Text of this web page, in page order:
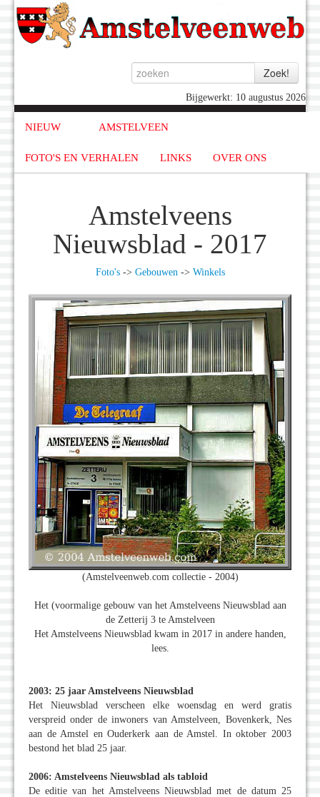
Bijgewerkt: 10 augustus 2026
NIEUW AMSTELVEEN
FOTO'S EN VERHALEN LINKS OVER ONS
Amstelveens
Nieuwsblad - 2017
Foto's-> Gebouwen-> Winkels
(Amstelveenweb.com collectie - 2004)
Het (voormalige gebouw van het Amstelveens Nieuwsblad aan
de Zetterij 3 te Amstelveen
Het Amstelveens Nieuwsblad kwam in 2017 in andere handen,
lees.
2003: 25 jaar Amstelveens Nieuwsblad
Het Nieuwsblad verscheen elke woensdag en werd gratis
verspreid onder de inwoners van Amstelveen, Bovenkerk, Nes
aan de Amstel en Ouderkerk aan de Amstel. In oktober 2003
bestond het blad 25 jaar.
2006: Amstelveens Nieuwsblad als tabloid
De editie van het Amstelveens Nieuwsblad met de datum 25